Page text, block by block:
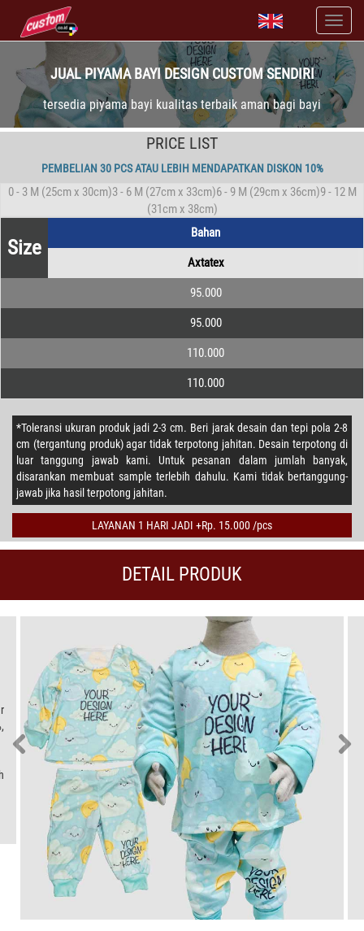
JUAL PIYAMA BAYI DESIGN CUSTOM SENDIRI
tersedia piyama bayi kualitas terbaik aman bagi bayi
PRICE LIST
PEMBELIAN 30 PCS ATAU LEBIH MENDAPATKAN DISKON 10%
0 - 3 M (25cm x 30cm)3 - 6 M (27cm x 33cm)6 - 9 M (29cm x 36cm)9 - 12 M
(31cm x 38cm)
Size
Bahan
Axtatex
95.000
95.000
110.000
110.000
*Toleransi ukuran produk jadi 2-3 cm. Beri jarak desain dan tepi pola 2-8
cm (tergantung produk) agar tidak terpotong jahitan. Desain terpotong di
luar tanggung jawab kami. Untuk pesanan dalam jumlah banyak,
disarankan membuat sample terlebih dahulu. Kami tidak bertanggung-
jawab jika hasil terpotong jahitan.
LAYANAN 1 HARI JADI +Rp. 15.000 /pcs
DETAIL PRODUK